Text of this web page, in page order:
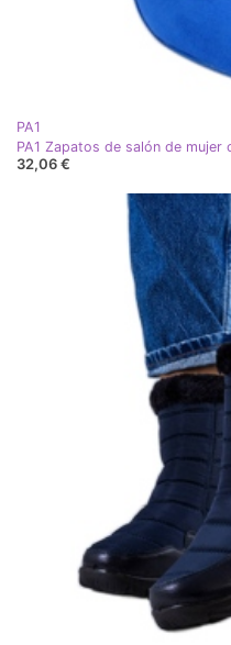
PA1
PA1 Zapatos de salón de mujer
32,06 €